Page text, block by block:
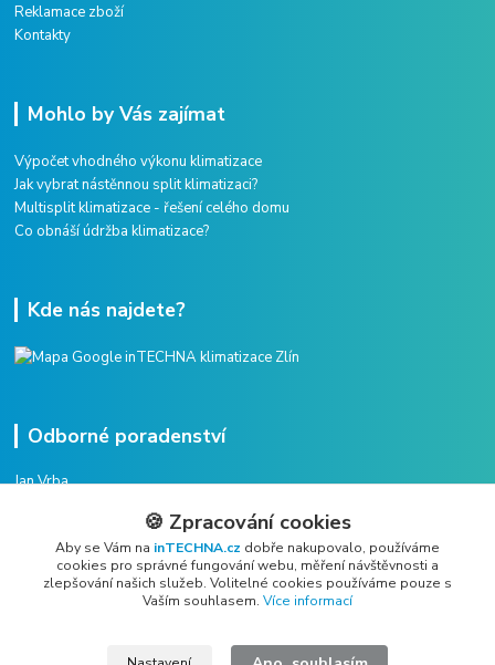
Reklamace zboží
Kontakty
Mohlo by Vás zajímat
Výpočet vhodného výkonu klimatizace
Jak vybrat nástěnnou split klimatizaci?
Multisplit klimatizace - řešení celého domu
Co obnáší údržba klimatizace?
Kde nás najdete?
Odborné poradenství
Jan Vrba
vrba@intechna.cz
🍪 Zpracování cookies
Aby se Vám na inTECHNA.cz dobře nakupovalo, používáme
cookies pro správné fungování webu, měření návštěvnosti a
zlepšování našich služeb. Volitelné cookies používáme pouze s
Vaším souhlasem. Více informací